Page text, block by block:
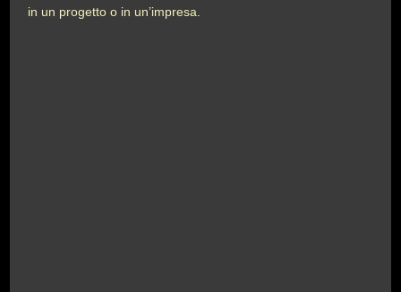
in un progetto o in un’impresa.